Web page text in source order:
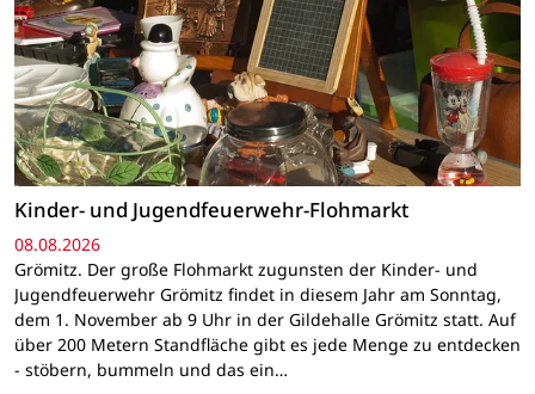
Kinder- und Jugendfeuerwehr-Flohmarkt
08.08.2026
Grömitz. Der große Flohmarkt zugunsten der Kinder- und
Jugendfeuerwehr Grömitz findet in diesem Jahr am Sonntag,
dem 1. November ab 9 Uhr in der Gildehalle Grömitz statt. Auf
über 200 Metern Standfläche gibt es jede Menge zu entdecken
- stöbern, bummeln und das ein…